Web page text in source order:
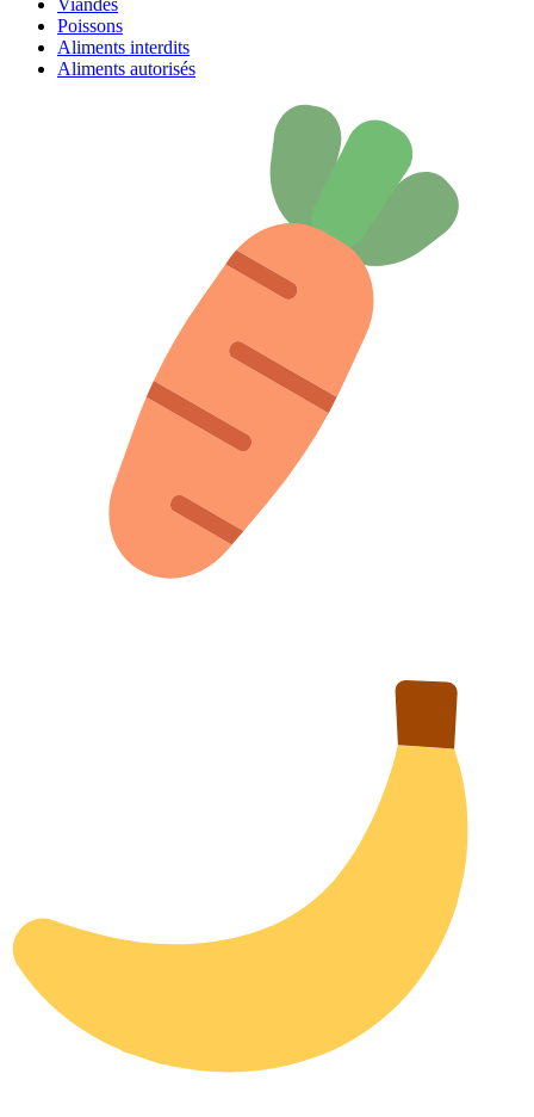
Viandes
Poissons
Aliments interdits
Aliments autorisés